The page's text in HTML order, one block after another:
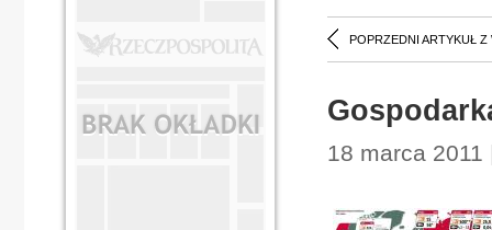
POPRZEDNI ARTYKUŁ Z
18 marca 2011